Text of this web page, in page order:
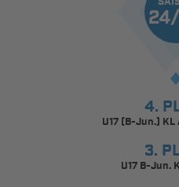
4.
U17 (B-Jun.)
3.
U17 B-Jun.